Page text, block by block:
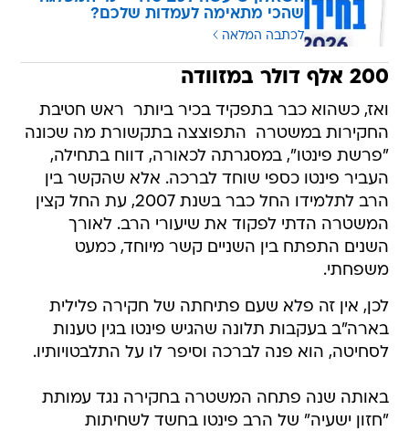
שהכי מתאימה לעמדות שלכם?
לכתבה המלאה
200 אלף דולר במזוודה
ואז, כשהוא כבר בתפקיד בכיר ביותר  ראש חטיבת
החקירות במשטרה  התפוצצה בתקשורת מה שכונה
"פרשת פינטו", במסגרתה לכאורה, דווח בתחילה,
העביר פינטו כספי שוחד לברכה. אלא שהקשר בין
הרב לתלמידו החל כבר בשנת 2007, עת החל קצין
המשטרה הדתי לפקוד את שיעורי הרב. לאורך
השנים התפתח בין השניים קשר מיוחד, כמעט
משפחתי.
לכן, אין זה פלא שעם פתיחתה של חקירה פלילית
בארה"ב בעקבות תלונה שהגיש פינטו בגין טענות
לסחיטה, הוא פנה לברכה וסיפר לו על התלבטויותיו.
באותה שנה פתחה המשטרה בחקירה נגד עמותת
"חזון ישעיה" של הרב פינטו בחשד לשחיתות